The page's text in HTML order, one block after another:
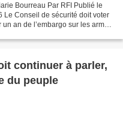
Bourreau Par RFI Publié le
Le Conseil de sécurité doit voter
an de l’embargo sur les armes
continuer à parler,
du peuple